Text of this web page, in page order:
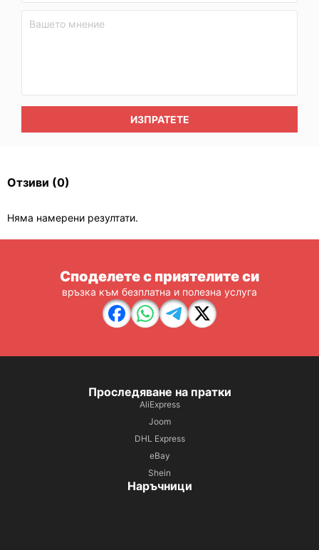
ИЗПРАТЕТЕ
Отзиви (0)
Няма намерени резултати.
Споделете с приятелите си
връзка към безплатна и полезна услуга
Проследяване на пратки
AliExpress
Joom
DHL Express
eBay
Shein
Наръчници